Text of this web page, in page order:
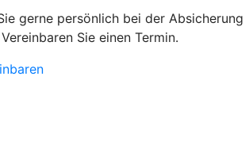
gerne persönlich bei der Absicherung
Sie einen Termin.